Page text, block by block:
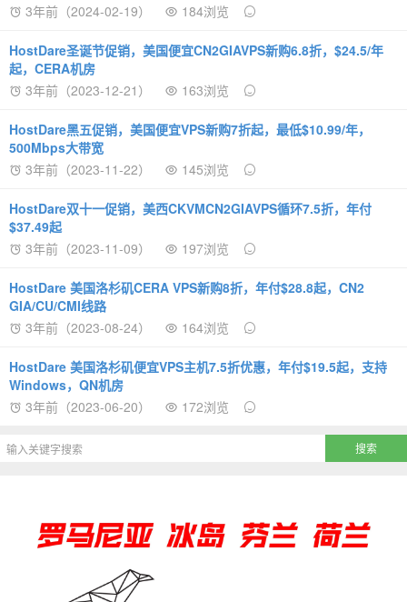
3年前（2024-02-19）
184浏览
HostDare圣诞节促销，美国便宜CN2GIAVPS新购6.8折，$24.5/年
起，CERA机房
3年前（2023-12-21）
163浏览
HostDare黑五促销，美国便宜VPS新购7折起，最低$10.99/年，
500Mbps大带宽
3年前（2023-11-22）
145浏览
HostDare双十一促销，美西CKVMCN2GIAVPS循环7.5折，年付
$37.49起
3年前（2023-11-09）
197浏览
HostDare 美国洛杉矶CERA VPS新购8折，年付$28.8起，CN2
GIA/CU/CMI线路
3年前（2023-08-24）
164浏览
HostDare 美国洛杉矶便宜VPS主机7.5折优惠，年付$19.5起，支持
Windows，QN机房
3年前（2023-06-20）
172浏览